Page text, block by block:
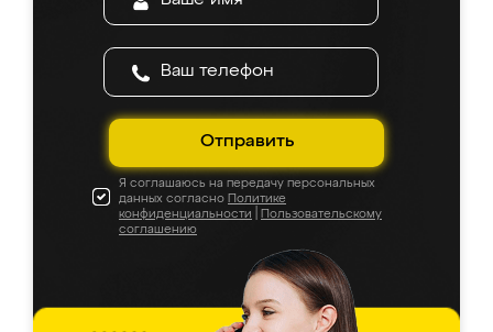
Отправить
Я соглашаюсь на передачу персональных
данных согласно Политике
конфиденциальности
Пользовательскому
соглашению